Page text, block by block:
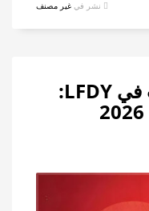
نشر في غير مصنف
تركيب الحافة والأنابيب في LFDY: